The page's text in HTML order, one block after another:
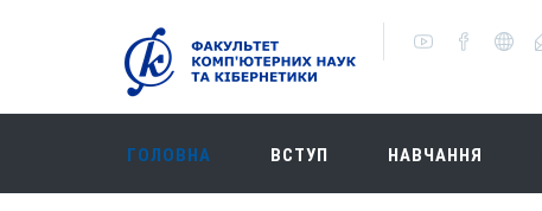
ГОЛОВНА ВСТУП НАВЧАННЯ